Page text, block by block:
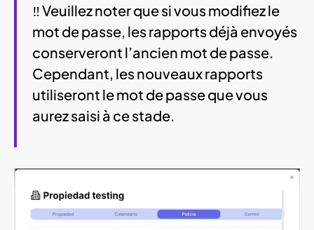
‼️ Veuillez noter que si vous modifiez le
mot de passe, les rapports déjà envoyés
conserveront l’ancien mot de passe.
Cependant, les nouveaux rapports
utiliseront le mot de passe que vous
aurez saisi à ce stade.